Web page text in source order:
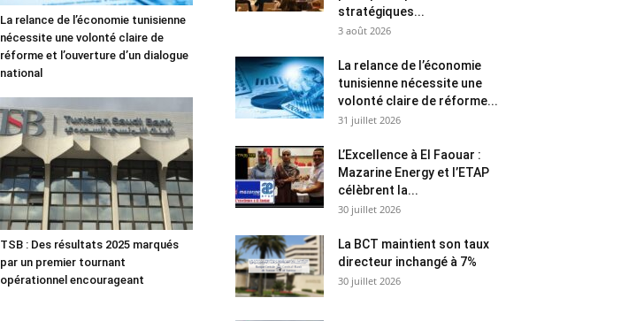
La relance de l’économie tunisienne
nécessite une volonté claire de
réforme et l’ouverture d’un dialogue
national
TSB : Des résultats 2025 marqués
par un premier tournant
opérationnel encourageant
stratégiques...
3 août 2026
La relance de l’économie
tunisienne nécessite une
volonté claire de réforme...
31 juillet 2026
L’Excellence à El Faouar :
Mazarine Energy et l’ETAP
célèbrent la...
30 juillet 2026
La BCT maintient son taux
directeur inchangé à 7%
30 juillet 2026